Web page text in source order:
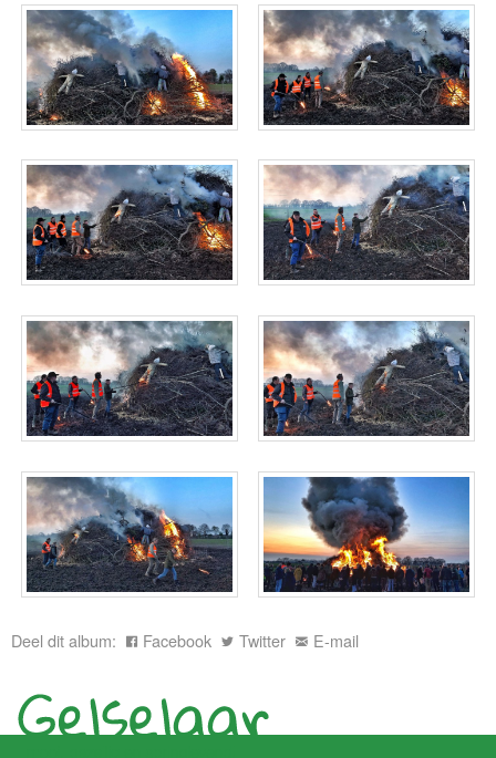
Deel dit album: Facebook Twitter E-mail